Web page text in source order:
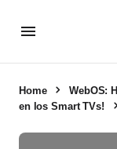
Home
WebOS:
en los Smart TVs!